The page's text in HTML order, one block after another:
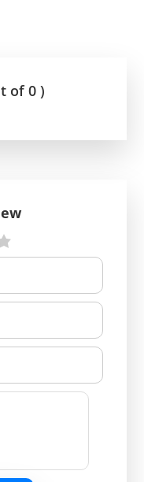
of 0 )